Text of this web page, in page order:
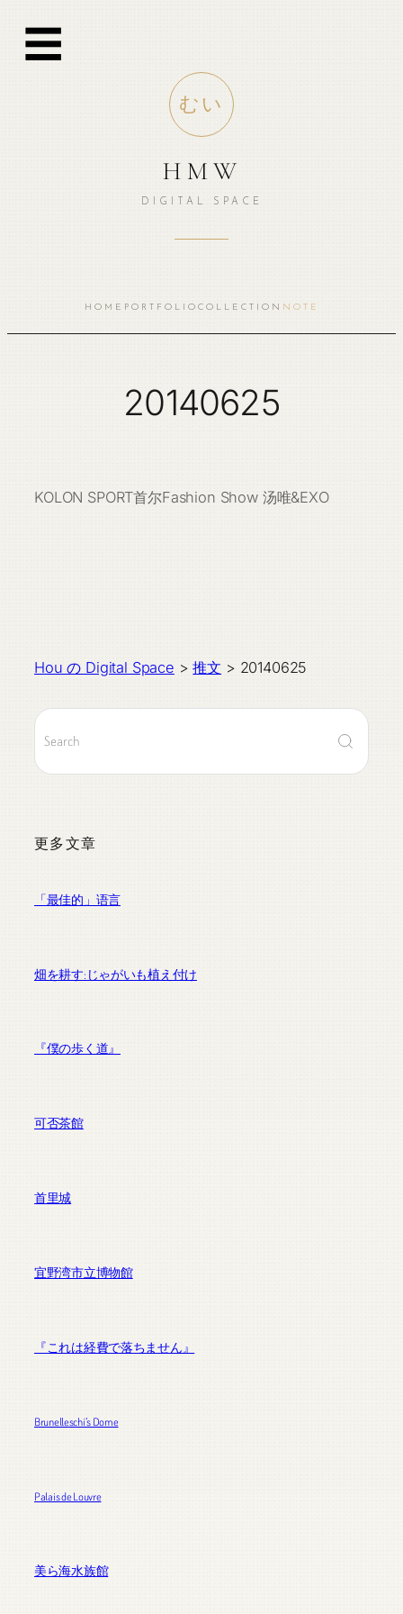
☰
むい
HMW
DIGITAL SPACE
HOME PORTFOLIO COLLECTION NOTE
20140625
KOLON SPORT首尔Fashion Show 汤唯&EXO
Hou の Digital Space >推文 > 20140625
更多文章
「最佳的」语言
畑を耕す:じゃがいも植え付け
『僕の歩く道』
可否茶館
首里城
宜野湾市立博物館
『これは経費で落ちません』
Brunelleschi’s Dome
Palais de Louvre
美ら海水族館